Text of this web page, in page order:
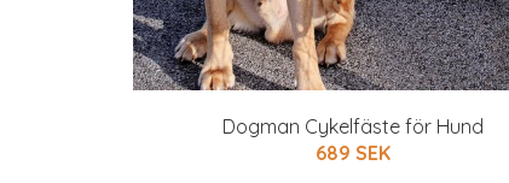
Dogman Cykelfäste för Hund
689 SEK